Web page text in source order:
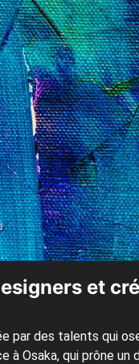
et
par des talents qui
Osaka, qui prône